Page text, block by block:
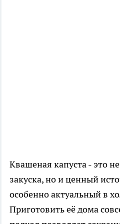
Квашеная капуста - это
закуска, но и ценный
особенно актуальный в
Приготовить её дома